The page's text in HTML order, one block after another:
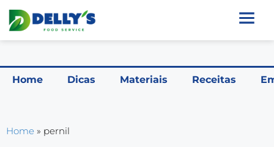
Home Dicas Materiais Receitas
Home » pernil